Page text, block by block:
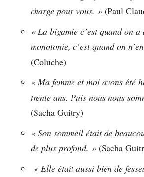
charge pour vous. » (Paul
« La bigamie c’est quand on a
monotonie, c’est quand on
(Coluche)
« Ma femme et moi avons été
trente ans. Puis nous nous
(Sacha Guitry)
« Son sommeil était de
de plus profond. » (Sacha
« Elle était aussi bien de